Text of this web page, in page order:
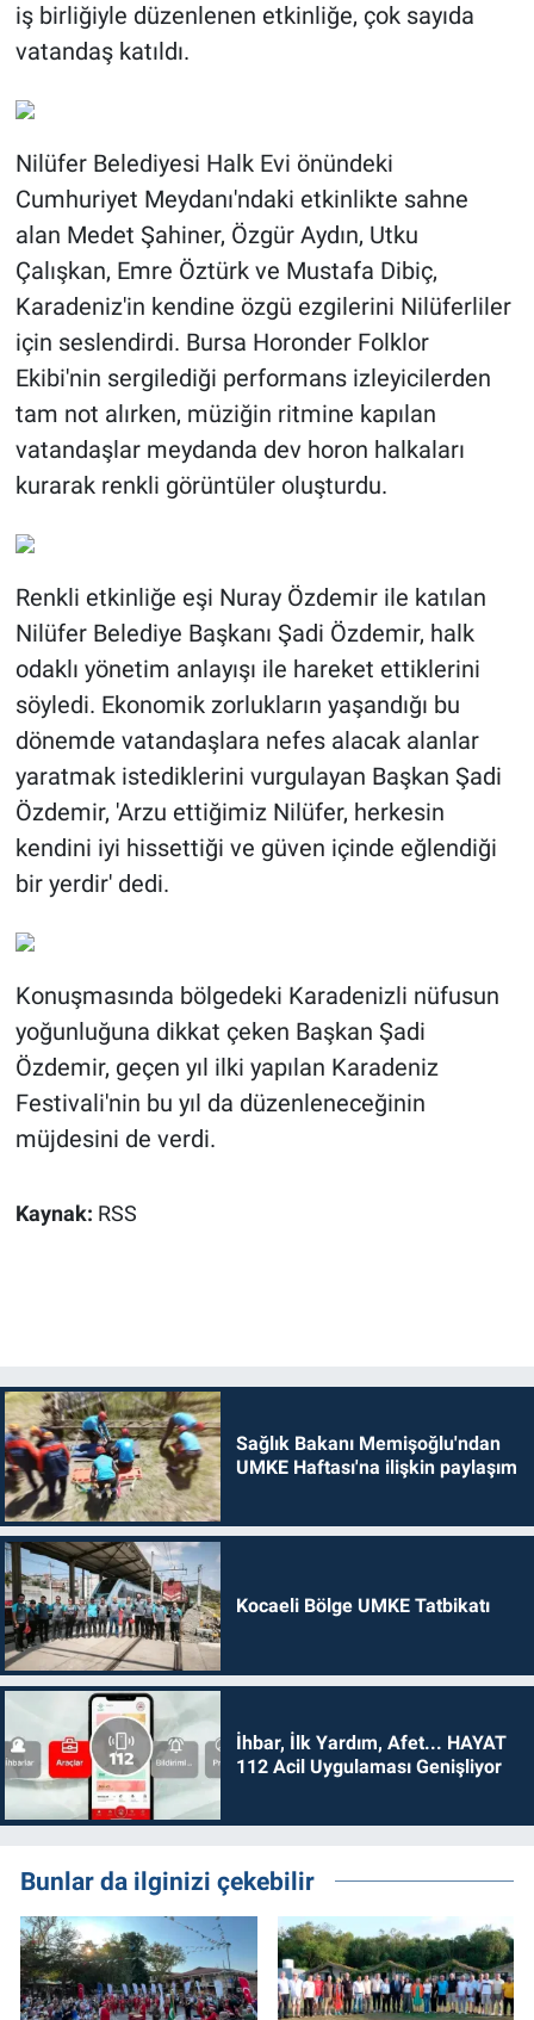
iş birliğiyle düzenlenen etkinliğe, çok sayıda
vatandaş katıldı.
Nilüfer Belediyesi Halk Evi önündeki
Cumhuriyet Meydanı'ndaki etkinlikte sahne
alan Medet Şahiner, Özgür Aydın, Utku
Çalışkan, Emre Öztürk ve Mustafa Dibiç,
Karadeniz'in kendine özgü ezgilerini Nilüferliler
için seslendirdi. Bursa Horonder Folklor
Ekibi'nin sergilediği performans izleyicilerden
tam not alırken, müziğin ritmine kapılan
vatandaşlar meydanda dev horon halkaları
kurarak renkli görüntüler oluşturdu.
Renkli etkinliğe eşi Nuray Özdemir ile katılan
Nilüfer Belediye Başkanı Şadi Özdemir, halk
odaklı yönetim anlayışı ile hareket ettiklerini
söyledi. Ekonomik zorlukların yaşandığı bu
dönemde vatandaşlara nefes alacak alanlar
yaratmak istediklerini vurgulayan Başkan Şadi
Özdemir, 'Arzu ettiğimiz Nilüfer, herkesin
kendini iyi hissettiği ve güven içinde eğlendiği
bir yerdir' dedi.
Konuşmasında bölgedeki Karadenizli nüfusun
yoğunluğuna dikkat çeken Başkan Şadi
Özdemir, geçen yıl ilki yapılan Karadeniz
Festivali'nin bu yıl da düzenleneceğinin
müjdesini de verdi.
Kaynak: RSS
Sağlık Bakanı Memişoğlu'ndan
UMKE Haftası'na ilişkin paylaşım
Kocaeli Bölge UMKE Tatbikatı
İhbar, İlk Yardım, Afet... HAYAT
112 Acil Uygulaması Genişliyor
Bunlar da ilginizi çekebilir